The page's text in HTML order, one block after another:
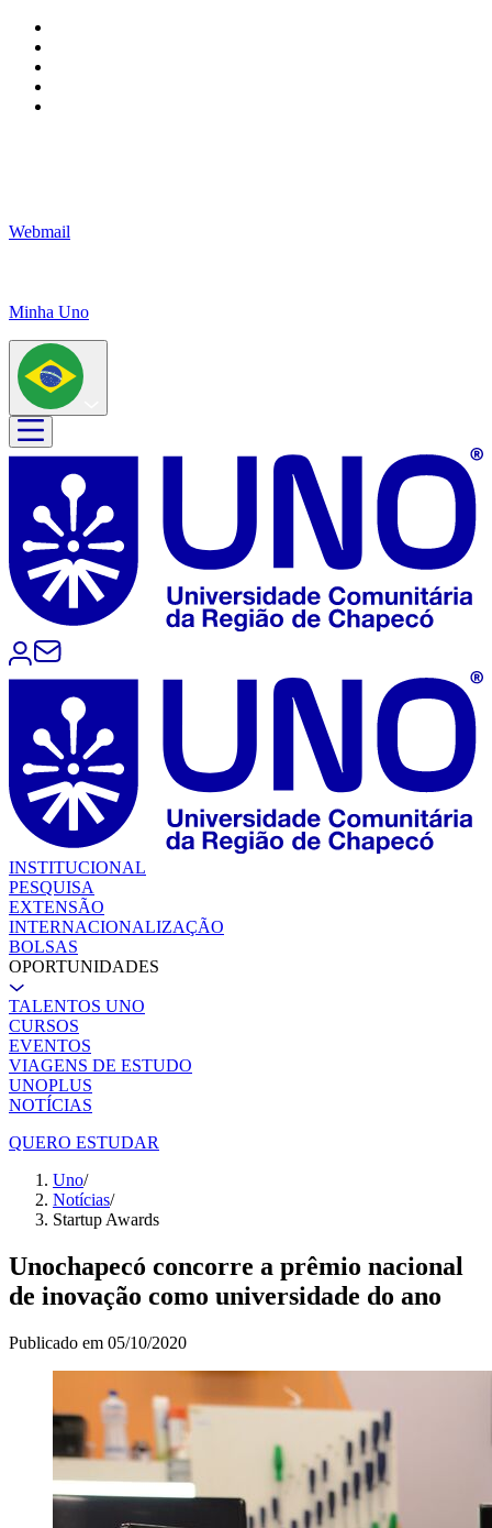
Webmail
Minha Uno
INSTITUCIONAL
PESQUISA
EXTENSÃO
INTERNACIONALIZAÇÃO
BOLSAS
OPORTUNIDADES
TALENTOS UNO
CURSOS
EVENTOS
VIAGENS DE ESTUDO
UNOPLUS
NOTÍCIAS
QUERO ESTUDAR
Uno/
Notícias/
Startup Awards
Unochapecó concorre a prêmio nacional
de inovação como universidade do ano
Publicado em 05/10/2020